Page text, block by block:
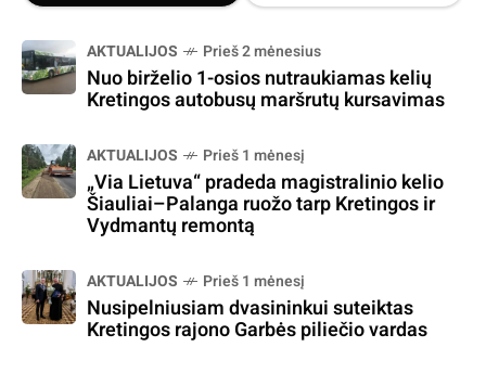
AKTUALIJOS Prieš 2 mėnesius
Nuo birželio 1-osios nutraukiamas kelių
Kretingos autobusų maršrutų kursavimas
AKTUALIJOS Prieš 1 mėnesį
„Via Lietuva“ pradeda magistralinio kelio
Šiauliai–Palanga ruožo tarp Kretingos ir
Vydmantų remontą
AKTUALIJOS Prieš 1 mėnesį
Nusipelniusiam dvasininkui suteiktas
Kretingos rajono Garbės piliečio vardas